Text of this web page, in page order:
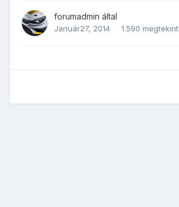
forumadmin által
Január27, 2014 1.590